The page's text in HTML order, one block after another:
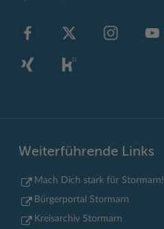
Weiterführende Links
Mach Dich stark für Stormarn!
Bürgerportal Stormarn
Kreisarchiv Stormarn